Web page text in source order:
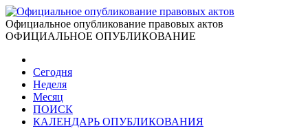
Официальное опубликование правовых актов
ОФИЦИАЛЬНОЕ ОПУБЛИКОВАНИЕ
Сегодня
Неделя
Месяц
ПОИСК
КАЛЕНДАРЬ ОПУБЛИКОВАНИЯ